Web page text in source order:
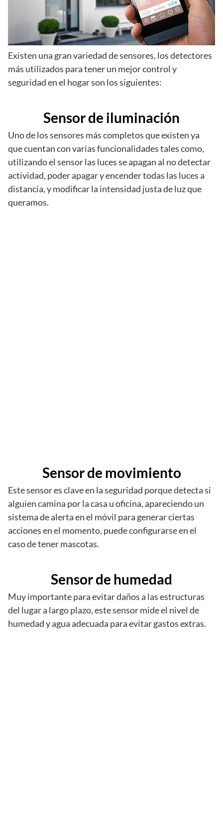
Existen una gran variedad de sensores, los detectores
más utilizados para tener un mejor control y
seguridad en el hogar son los siguientes:
Sensor de iluminación
Uno de los sensores más completos que existen ya
que cuentan con varias funcionalidades tales como,
utilizando el sensor las luces se apagan al no detectar
actividad, poder apagar y encender todas las luces a
distancia, y modificar la intensidad justa de luz que
queramos.
Sensor de movimiento
Este sensor es clave en la seguridad porque detecta si
alguien camina por la casa u oficina, apareciendo un
sistema de alerta en el móvil para generar ciertas
acciones en el momento, puede configurarse en el
caso de tener mascotas.
Sensor de humedad
Muy importante para evitar daños a las estructuras
del lugar a largo plazo, este sensor mide el nivel de
humedad y agua adecuada para evitar gastos extras.